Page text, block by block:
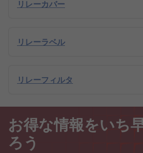
リレーカバー
リレーラベル
リレーフィルタ
お得な情報をいち
ろう